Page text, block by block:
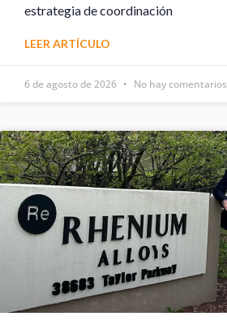
estrategia de coordinación
LEER ARTÍCULO
6 de agosto de 2026 No hay comentarios